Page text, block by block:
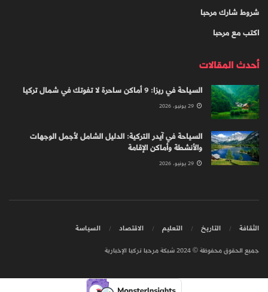
شروط شارك مرحبا
اكتب مع مرحبا
أحدث المقالات
السياحة في ريزا: 9 أماكن ساحرة لا تفوتك في شمال تركيا
السياحة في آيدر التركية: الدليل الشامل لأجمل الوجهات
والأنشطة وأماكن الإقامة
الثقافة التاريخ التعليم الاقتصاد السياسة
جميع الحقوق محفوظة © 2024 شبكة مرحبا تركيا الإخبارية